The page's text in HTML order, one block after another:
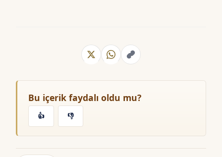
Bu içerik faydalı oldu mu?
👍 👎